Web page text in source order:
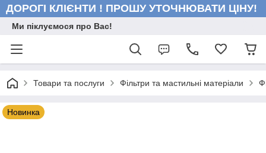
ДОРОГІ КЛІЄНТИ ! ПРОШУ УТОЧНЮВАТИ ЦІНУ!
Ми піклуємося про Вас!
Товари та послуги Фільтри та мастильні матеріали
Новинка